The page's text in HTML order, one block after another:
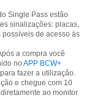
Single Pass estão
sinalizações: placas,
de acesso às
a compra você
no APP BCW+
fazer a utilização.
e chegue com 10
ao monitor